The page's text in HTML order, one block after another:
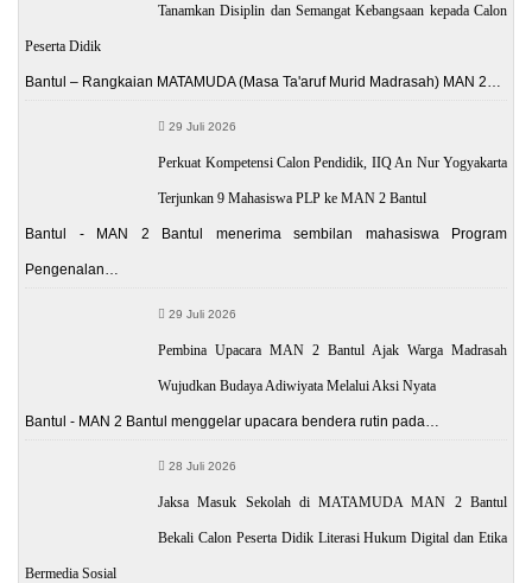
Tanamkan Disiplin dan Semangat Kebangsaan kepada Calon
Peserta Didik
Bantul – Rangkaian MATAMUDA (Masa Ta'aruf Murid Madrasah) MAN 2…
29 Juli 2026
Perkuat Kompetensi Calon Pendidik, IIQ An Nur Yogyakarta
Terjunkan 9 Mahasiswa PLP ke MAN 2 Bantul
Bantul - MAN 2 Bantul menerima sembilan mahasiswa Program
Pengenalan…
29 Juli 2026
Pembina Upacara MAN 2 Bantul Ajak Warga Madrasah
Wujudkan Budaya Adiwiyata Melalui Aksi Nyata
Bantul - MAN 2 Bantul menggelar upacara bendera rutin pada…
28 Juli 2026
Jaksa Masuk Sekolah di MATAMUDA MAN 2 Bantul
Bekali Calon Peserta Didik Literasi Hukum Digital dan Etika
Bermedia Sosial